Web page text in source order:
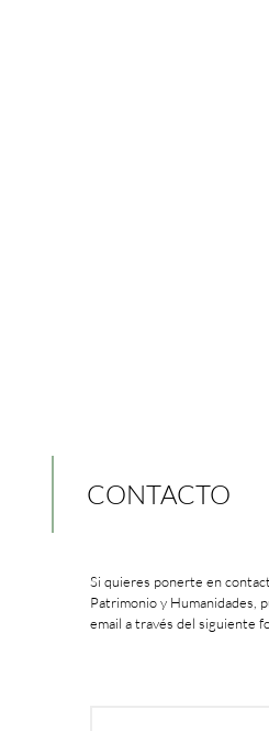
CONTACTO
Si quieres ponerte en
Patrimonio y Humanidades,
email a través del siguiente